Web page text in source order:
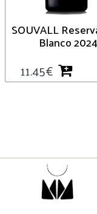
SOUVALL
Blanco 2024
11.45€